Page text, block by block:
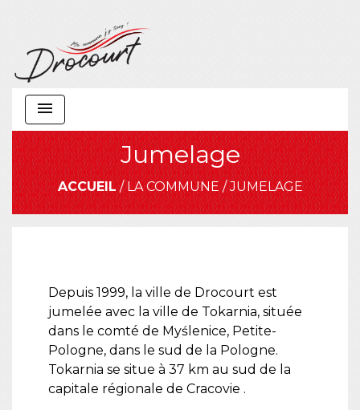
menu
Jumelage
ACCUEIL/LA COMMUNE/JUMELAGE
Depuis 1999, la ville de Drocourt est
jumelée avec la ville de Tokarnia, située
dans le comté de Myślenice, Petite-
Pologne, dans le sud de la Pologne.
Tokarnia se situe à 37 km au sud de la
capitale régionale de Cracovie .